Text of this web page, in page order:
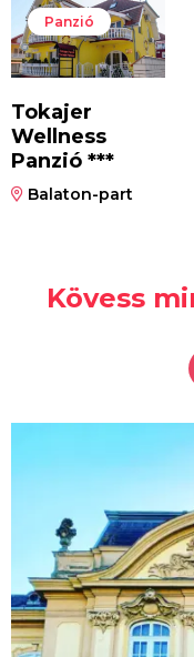
Panzió
Tokajer
Wellness
Panzió ***
Balaton-part
Kövess